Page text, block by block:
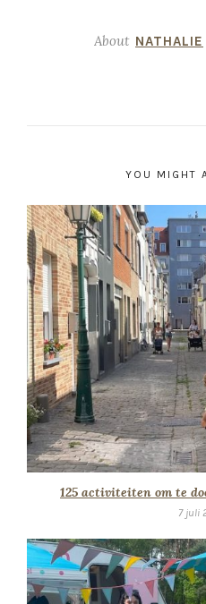
About NATHALIE
YOU MIGHT
125 activiteiten om te
7 juli